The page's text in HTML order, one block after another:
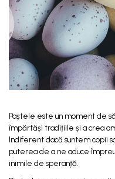
Paștele este un moment de
împărtăși tradițiile și a crea
Indiferent dacă suntem copii
puterea de a ne aduce
inimile de speranță.